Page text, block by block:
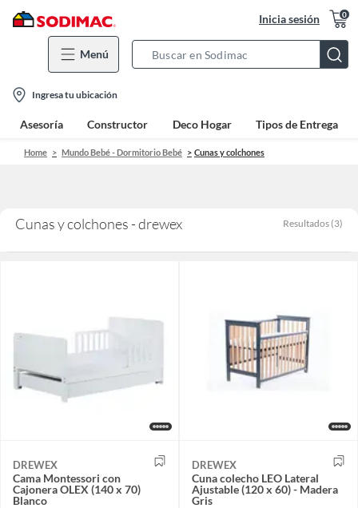
Inicia sesión 0
Menú
Bar
location-
icon
Ingresa tu ubicación
Asesoría Constructor Deco Hogar Tipos de Entrega
Home Mundo Bebé - Dormitorio Bebé Cunas y colchones
Cunas y colchones - drewex Resultados (3)
DREWEX
Cama Montessori con
Cajonera OLEX (140 x 70)
Blanco
DREWEX
Cuna colecho LEO Lateral
Ajustable (120 x 60) - Madera
Gris